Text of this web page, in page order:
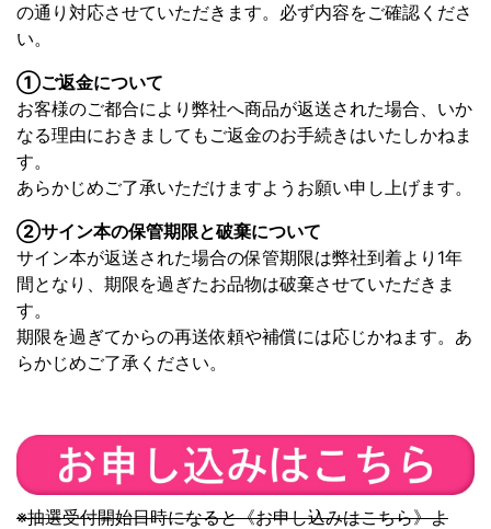
の通り対応させていただきます。必ず内容をご確認くださ
い。
①ご返金について
お客様のご都合により弊社へ商品が返送された場合、いか
なる理由におきましてもご返金のお手続きはいたしかねま
す。
あらかじめご了承いただけますようお願い申し上げます。
②サイン本の保管期限と破棄について
サイン本が返送された場合の保管期限は弊社到着より1年
間となり、期限を過ぎたお品物は破棄させていただきま
す。
期限を過ぎてからの再送依頼や補償には応じかねます。あ
らかじめご了承ください。
※抽選受付開始日時になると《お申し込みはこちら》よ